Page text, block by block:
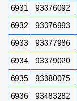
6931 93376092
6932 93376993
6933 93377986
6934 93379020
6935 93380075
6936 93483282